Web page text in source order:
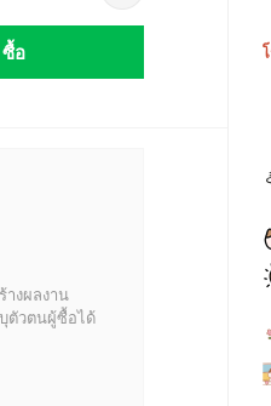
ซื้อ
างผลงาน
ตัวตนผู้ซื้อได้